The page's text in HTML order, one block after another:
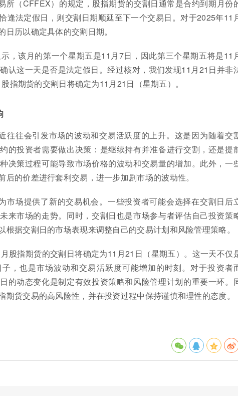
所（CFFEX）的规定，股指期货的交割日通常是合约到期月份
逢法定假日，则交割日期顺延至下一个交易日。对于2025年11
历以确定具体的交割日期。
，该月的第一个星期五是11月7日，因此第三个星期五将是11
认这一天是否是法定假日。经过核对，我们发现11月21日并非
指期货的交割日将确定为11月21日（星期五）。
往往会引发市场的波动和交易活跃度的上升。这是因为随着交
的投资者需要做出决策：是继续持有并准备进行交割，还是提
决策过程可能导致市场价格的波动和交易量的增加。此外，一
后的价差进行套利交易，进一步加剧市场的波动性。
市场提供了新的交易机会。一些投资者可能会选择在交割日后
来市场的走势。同时，交割日也是市场参与者评估自己投资策
根据交割日的市场表现来调整自己的交易计划和风险管理策略。
股指期货的交割日将确定为11月21日（星期五）。这一天不仅
，也是市场波动和交易活跃度可能增加的时刻。对于投资者
的动态变化是制定有效投资策略和风险管理计划的重要一环。
期货交易的高风险性，并在投资过程中保持谨慎和理性的态度。